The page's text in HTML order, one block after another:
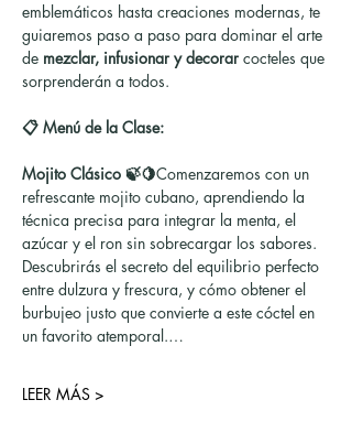
emblemáticos hasta creaciones modernas, te
guiaremos paso a paso para dominar el arte
de mezclar, infusionar y decorar cocteles que
sorprenderán a todos.
📋 Menú de la Clase:
Mojito Clásico 🍃🍋Comenzaremos con un
refrescante mojito cubano, aprendiendo la
técnica precisa para integrar la menta, el
azúcar y el ron sin sobrecargar los sabores.
Descubrirás el secreto del equilibrio perfecto
entre dulzura y frescura, y cómo obtener el
burbujeo justo que convierte a este cóctel en
un favorito atemporal.…
LEER MÁS >